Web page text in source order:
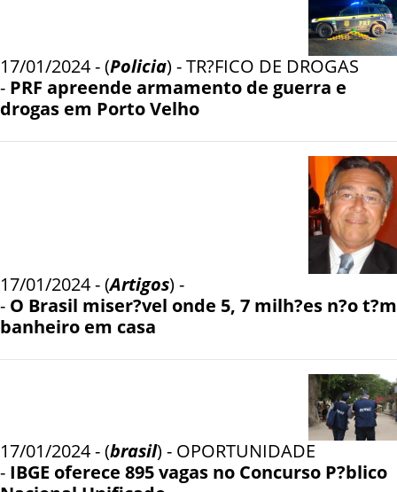
17/01/2024 - (Policia) - TR?FICO DE DROGAS
- PRF apreende armamento de guerra e
drogas em Porto Velho
17/01/2024 - (Artigos) -
- O Brasil miser?vel onde 5, 7 milh?es n?o t?m
banheiro em casa
17/01/2024 - (brasil) - OPORTUNIDADE
- IBGE oferece 895 vagas no Concurso P?blico